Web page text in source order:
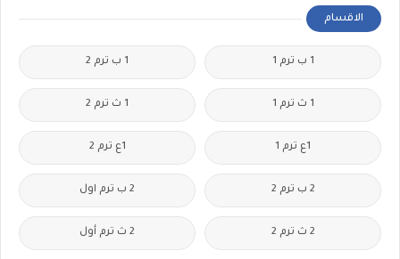
الاقسام
1 ب ترم 1 1 ب ترم 2
1 ث ترم 1 1 ث ترم 2
1ع ترم 1 1ع ترم 2
2 ب ترم 2 2 ب ترم اول
2 ث ترم 2 2 ث ترم أول